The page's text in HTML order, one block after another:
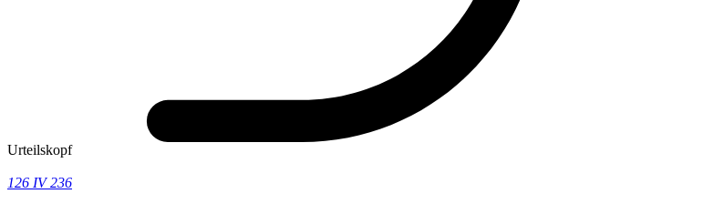
Urteilskopf
126 IV 236